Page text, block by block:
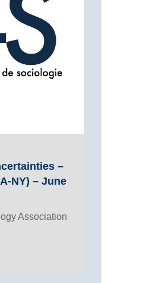
–
NY) – June
Association